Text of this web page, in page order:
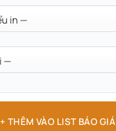
+ THÊM VÀO LIST BÁO GIÁ